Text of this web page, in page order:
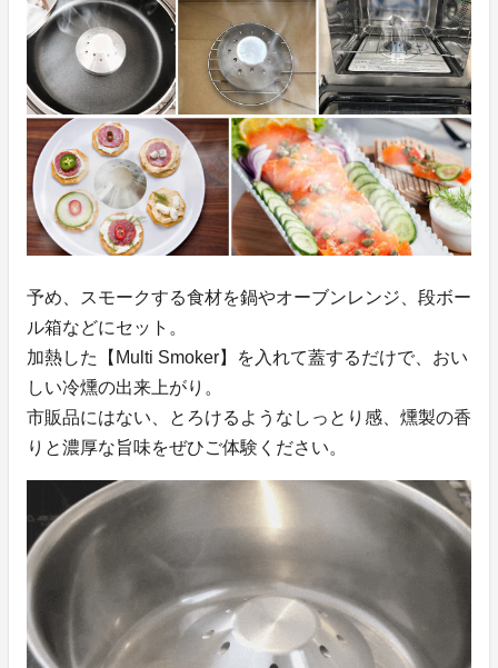
予め、スモークする食材を鍋やオーブンレンジ、段ボー
ル箱などにセット。
加熱した【Multi Smoker】を入れて蓋するだけで、おい
しい冷燻の出来上がり。
市販品にはない、とろけるようなしっとり感、燻製の香
りと濃厚な旨味をぜひご体験ください。